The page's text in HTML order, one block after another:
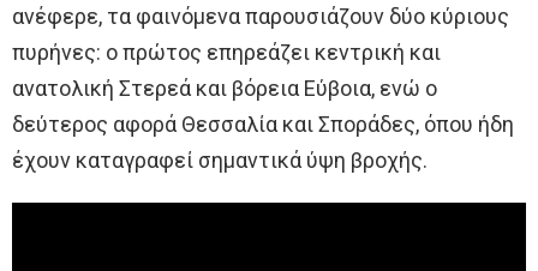
ανέφερε, τα φαινόμενα παρουσιάζουν δύο κύριους
πυρήνες: ο πρώτος επηρεάζει κεντρική και
ανατολική Στερεά και βόρεια Εύβοια, ενώ ο
δεύτερος αφορά Θεσσαλία και Σποράδες, όπου ήδη
έχουν καταγραφεί σημαντικά ύψη βροχής.